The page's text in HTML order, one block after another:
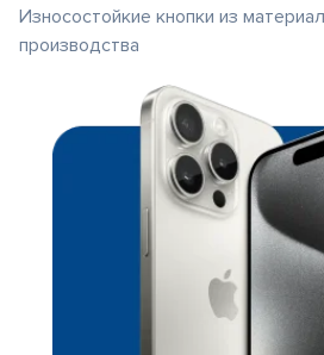
Износостойкие кнопки из
производства